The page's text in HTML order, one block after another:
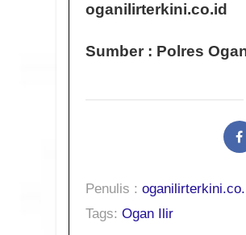
oganilirterkini.co.id
Sumber : Polres
Penulis :
Tags: Ogan Ilir